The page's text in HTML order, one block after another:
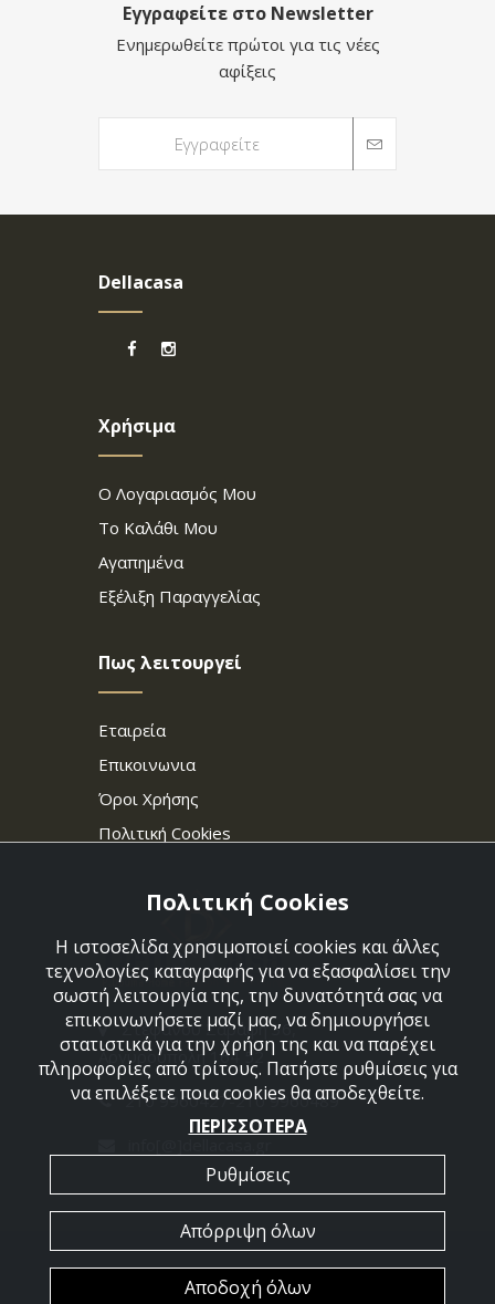
Εγγραφείτε στο Newsletter
Ενημερωθείτε πρώτοι για τις νέες
αφίξεις
Dellacasa
Χρήσιμα
Ο Λογαριασμός Μου
Το Καλάθι Μου
Αγαπημένα
Εξέλιξη Παραγγελίας
Πως λειτουργεί
Εταιρεία
Επικοινωνια
Όροι Χρήσης
Πολιτική Cookies
Στεφάνου Σαράφη 36,
Αργυρούπολη 164 52
210 9960427-210 9960489
2026 @ All Rights Reserved - Dellacasa
Πολιτική Cookies
Η ιστοσελίδα χρησιμοποιεί cookies και άλλες
τεχνολογίες καταγραφής για να εξασφαλίσει την
σωστή λειτουργία της, την δυνατότητά σας να
επικοινωνήσετε μαζί μας, να δημιουργήσει
στατιστικά για την χρήση της και να παρέχει
πληροφορίες από τρίτους. Πατήστε ρυθμίσεις για
να επιλέξετε ποια cookies θα αποδεχθείτε.
ΠΕΡΙΣΣΟΤΕΡΑ
Ρυθμίσεις
Απόρριψη όλων
Αποδοχή όλων